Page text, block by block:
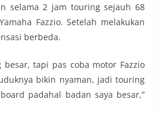
selama 2 jam touring sejauh 68
Fazzio. Setelah melakukan
berbeda.
besar, tapi pas coba motor Fazzio
bikin nyaman, jadi touring
padahal badan saya besar,”